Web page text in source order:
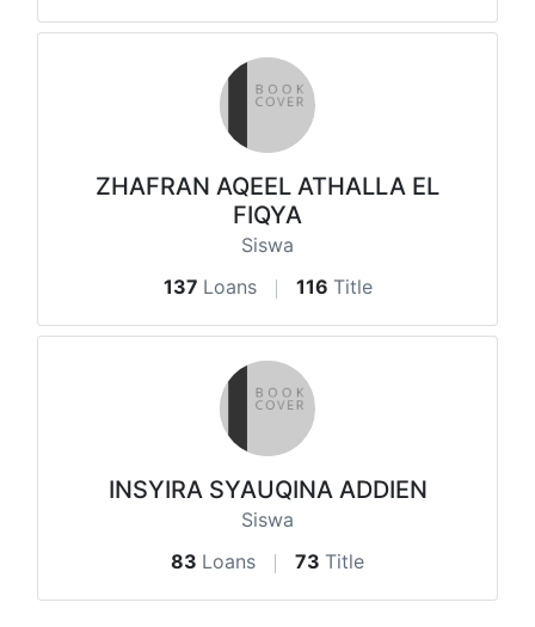
ZHAFRAN AQEEL ATHALLA EL
FIQYA
Siswa
137 Loans 116 Title
INSYIRA SYAUQINA ADDIEN
Siswa
83 Loans 73 Title